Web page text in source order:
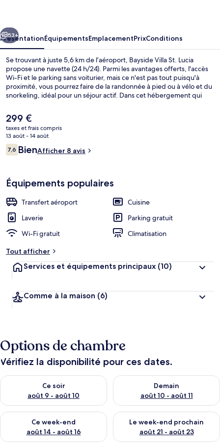
Suivant
53+
PrésentationÉquipementsEmplacementPrixConditions
Se trouvant à juste 5,6 km de l’aéroport, Bayside Villa St. Lucia
propose une navette (24 h/24). Parmi les avantages offerts, l'accès
Wi-Fi et le parking sans voiturier, mais ce n'est pas tout puisqu'à
proximité, vous pourrez faire de la randonnée à pied ou à vélo et du
snorkeling, idéal pour un séjour actif. Dans cet hébergement qui
Les villas bénéficient en outre de petits plus pratiques comme une
machine à laver et un réfrigérateur.
Le
prix
actuel
est
de
299 €
taxes et frais compris
13 août - 14 août
Avis
voyageurs
7,67,6 sur 10
BienAfficher 8 avis
Équipements populaires
Transfert aéroport
Cuisine
Laverie
Parking gratuit
Wi-Fi gratuit
Climatisation
Tout afficher
Services et équipements principaux (10)
Comme à la maison (6)
Options de chambre
Vérifiez la disponibilité pour ces dates.
Ce soir
août 9 - août 10
Vérifier la disponibilité pour ce soir août 9 - août 10
Demain
août 10 - août 11
Vérifier la disponibilité pour
Ce week-end
août 14 - août 16
Vérifier la disponibilité pour ce week-end août 14 - août 16
Le week-end prochain
août 21 - août 23
Vérifier la disponibilité pour